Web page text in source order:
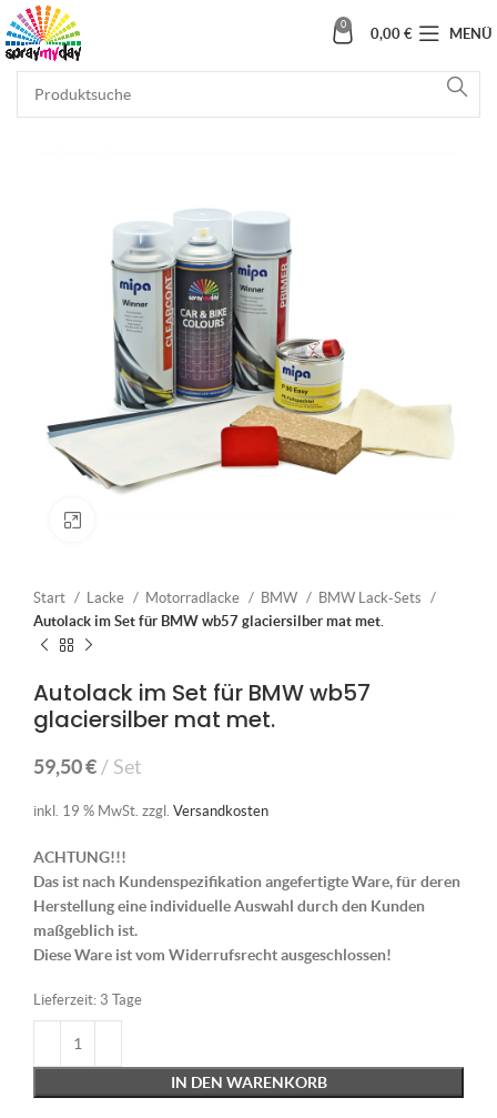
0
0,00 € MENÜ
Start Lacke Motorradlacke BMW
BMW Lack-Sets
Autolack im Set für BMW wb57 glaciersilber mat met.
Autolack im Set für BMW wb57
glaciersilber mat met.
59,50€ Set
inkl. 19 % MwSt. zzgl. Versandkosten
ACHTUNG!!!
Das ist nach Kundenspezifikation angefertigte Ware, für deren
Herstellung eine individuelle Auswahl durch den Kunden
maßgeblich ist.
Diese Ware ist vom Widerrufsrecht ausgeschlossen!
Lieferzeit: 3 Tage
IN DEN WARENKORB